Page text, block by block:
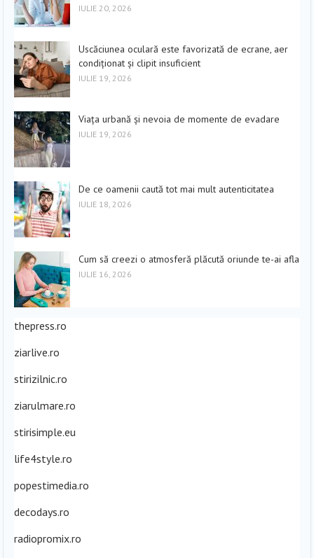
IULIE 20, 2026
Uscăciunea oculară este favorizată de ecrane, aer
condiționat și clipit insuficient
IULIE 19, 2026
Viața urbană și nevoia de momente de evadare
IULIE 19, 2026
De ce oamenii caută tot mai mult autenticitatea
IULIE 18, 2026
Cum să creezi o atmosferă plăcută oriunde te-ai afla
IULIE 16, 2026
thepress.ro
ziarlive.ro
stirizilnic.ro
ziarulmare.ro
stirisimple.eu
life4style.ro
popestimedia.ro
decodays.ro
radiopromix.ro